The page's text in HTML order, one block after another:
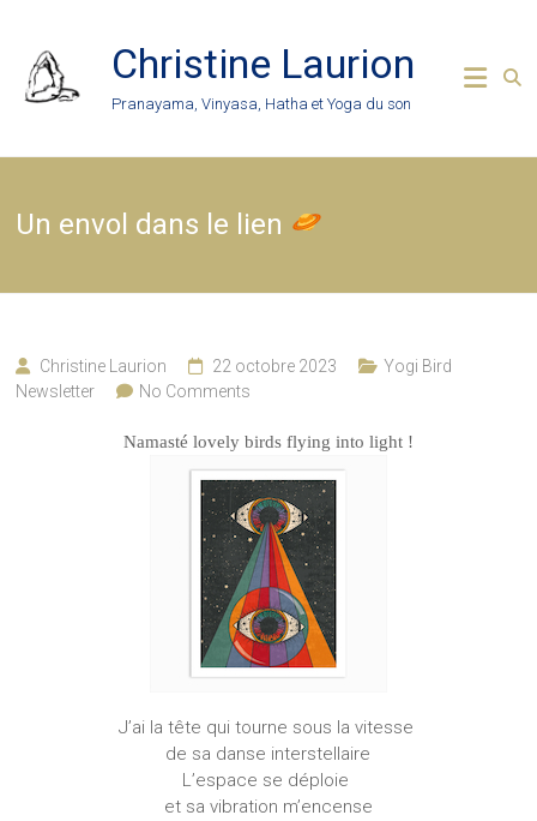
content
Christine Laurion
Pranayama, Vinyasa, Hatha et Yoga du son
Un envol dans le lien
Christine Laurion 22 octobre 2023
Yogi Bird
Newsletter
No Comments
Namasté lovely birds flying into light !
J’ai la tête qui tourne sous la vitesse
de sa danse interstellaire
L’espace se déploie
et sa vibration m’encense